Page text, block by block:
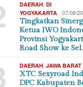
DAERAH ,DI
YOGYAKARTA
07/08/
Tingkatkan
Ketua IWO
Provinsi
Road Show ke
DAERAH ,JAWA BARAT
XTC Sexyroad
DPC Kabupaten